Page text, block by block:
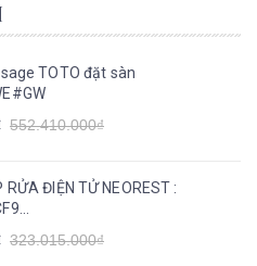
TOTO đặt sàn
552.410.000₫
323.015.000₫